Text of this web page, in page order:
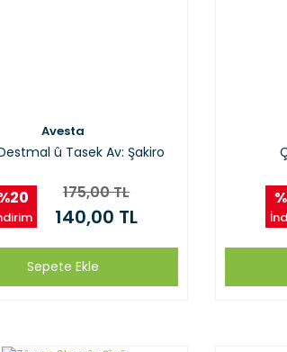
Avesta
û Tasek Av: Şakiro
175,00 TL
140,00 TL
Sepete Ekle